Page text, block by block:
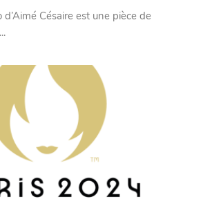
Césaire est une pièce de